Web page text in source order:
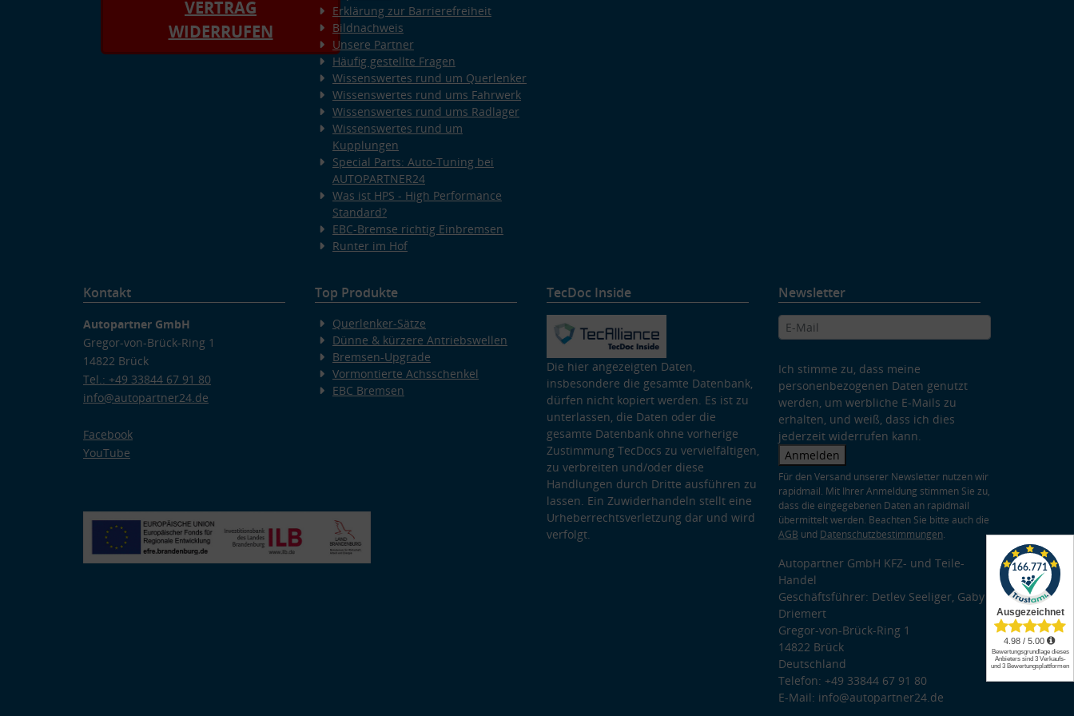
VERTRAG
WIDERRUFEN
Erklärung zur Barrierefreiheit
Bildnachweis
Unsere Partner
Häufig gestellte Fragen
Wissenswertes rund um Querlenker
Wissenswertes rund ums Fahrwerk
Wissenswertes rund ums Radlager
Wissenswertes rund um
Kupplungen
Special Parts: Auto-Tuning bei
AUTOPARTNER24
Was ist HPS - High Performance
Standard?
EBC-Bremse richtig Einbremsen
Runter im Hof
Kontakt
Autopartner GmbH
Gregor-von-Brück-Ring 1
14822 Brück
Tel.: +49 33844 67 91 80
info@autopartner24.de
Facebook
YouTube
Top Produkte
Querlenker-Sätze
Dünne & kürzere Antriebswellen
Bremsen-Upgrade
Vormontierte Achsschenkel
EBC Bremsen
TecDoc Inside
Die hier angezeigten Daten,
insbesondere die gesamte Datenbank,
dürfen nicht kopiert werden. Es ist zu
unterlassen, die Daten oder die
gesamte Datenbank ohne vorherige
Zustimmung TecDocs zu vervielfältigen,
zu verbreiten und/oder diese
Handlungen durch Dritte ausführen zu
lassen. Ein Zuwiderhandeln stellt eine
Urheberrechtsverletzung dar und wird
verfolgt.
Newsletter
Ich stimme zu, dass meine
personenbezogenen Daten genutzt
werden, um werbliche E-Mails zu
erhalten, und weiß, dass ich dies
jederzeit widerrufen kann.
Anmelden
Für den Versand unserer Newsletter nutzen wir
rapidmail. Mit Ihrer Anmeldung stimmen Sie zu,
dass die eingegebenen Daten an rapidmail
übermittelt werden. Beachten Sie bitte auch die
AGB und Datenschutzbestimmungen.
Autopartner GmbH KFZ- und Teile-
Handel
Geschäftsführer: Detlev Seeliger, Gaby
Driemert
Gregor-von-Brück-Ring 1
14822 Brück
Deutschland
Telefon: +49 33844 67 91 80
E-Mail: info@autopartner24.de